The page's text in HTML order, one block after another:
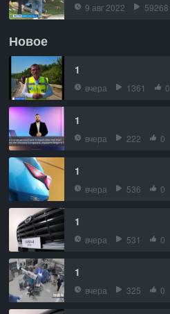
9 авг 2022 59268
Новое
1
вчера 1361 0
1
вчера 222 0
1
вчера 536 0
1
вчера 531 0
1
вчера 325 0